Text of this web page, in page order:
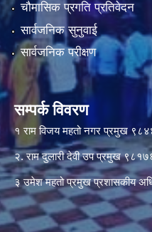
चौमासिक प्रगति प्रतिवेदन
सार्वजनिक सुनुवाई
सार्वजनिक परीक्षण
सम्पर्क विवरण
१ राम विजय महतो नगर प्रमुख
२. राम दुलारी देवी उप प्रमुख
३ उमेश महतो प्रमुख प्रशासकीय